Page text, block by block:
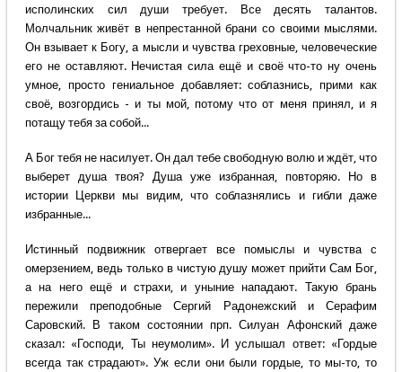
исполинских сил души требует. Все десять талантов.
Молчальник живёт в непрестанной брани со своими мыслями.
Он взывает к Богу, а мысли и чувства греховные, человеческие
его не оставляют. Нечистая сила ещё и своё что-то ну очень
умное, просто гениальное добавляет: соблазнись, прими как
своё, возгордись - и ты мой, потому что от меня принял, и я
потащу тебя за собой...
А Бог тебя не насилует. Он дал тебе свободную волю и ждёт, что
выберет душа твоя? Душа уже избранная, повторяю. Но в
истории Церкви мы видим, что соблазнялись и гибли даже
избранные...
Истинный подвижник отвергает все помыслы и чувства с
омерзением, ведь только в чистую душу может прийти Сам Бог,
а на него ещё и страхи, и уныние нападают. Такую брань
пережили преподобные Сергий Радонежский и Серафим
Саровский. В таком состоянии прп. Силуан Афонский даже
сказал: «Господи, Ты неумолим». И услышал ответ: «Гордые
всегда так страдают». Уж если они были гордые, то мы-то, то